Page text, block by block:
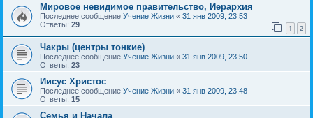
Мировое невидимое правительство, Иерархия
Последнее сообщение Учение Жизни « 31 янв 2009, 23:53
Ответы: 29 1 2
Чакры (центры тонкие)
Последнее сообщение Учение Жизни « 31 янв 2009, 23:50
Ответы: 23
Иисус Христос
Последнее сообщение Учение Жизни « 31 янв 2009, 23:48
Ответы: 15
Семья и Начала